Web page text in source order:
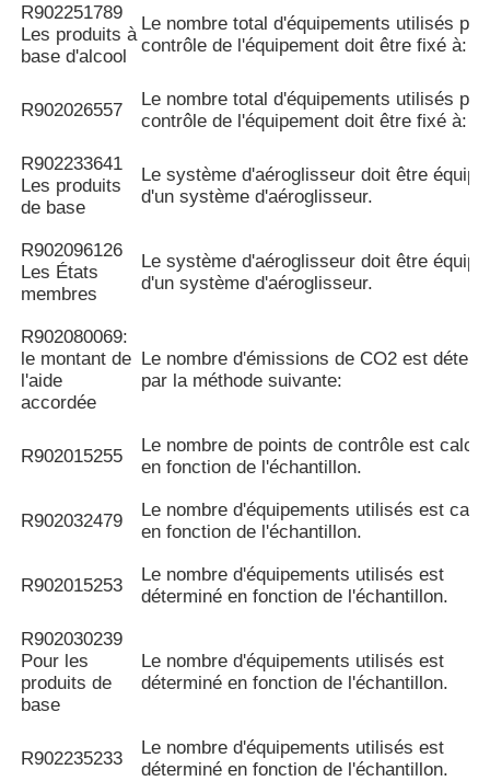
R902251789
Les produits à
base d'alcool
Le nombre total d'équipements utilisés
contrôle de l'équipement doit être fixé à:
R902026557
Le nombre total d'équipements utilisés
contrôle de l'équipement doit être fixé à:
R902233641
Les produits
de base
Le système d'aéroglisseur doit être équipé
d'un système d'aéroglisseur.
R902096126
Les États
membres
Le système d'aéroglisseur doit être équipé
d'un système d'aéroglisseur.
R902080069:
le montant de
l'aide
accordée
Le nombre d'émissions de CO2 est
par la méthode suivante:
R902015255
Le nombre de points de contrôle est
en fonction de l'échantillon.
R902032479
Le nombre d'équipements utilisés est
en fonction de l'échantillon.
R902015253
Le nombre d'équipements utilisés est
déterminé en fonction de l'échantillon.
R902030239
Pour les
produits de
base
Le nombre d'équipements utilisés est
déterminé en fonction de l'échantillon.
R902235233
Le nombre d'équipements utilisés est
déterminé en fonction de l'échantillon.